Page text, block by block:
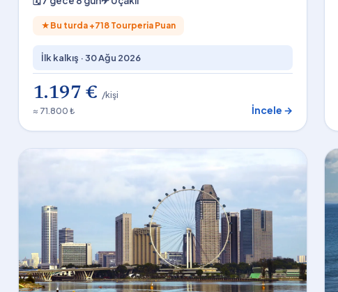
★ Bu turda +718 Tourperia Puan
İlk kalkış ·30 Ağu 2026
1.197 € /kişi
≈ 71.800 ₺
İncele →